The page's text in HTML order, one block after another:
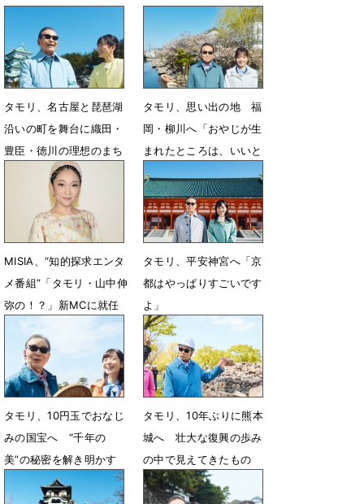
タモリ、名古屋と琵琶湖
沿いの町を舞台に織田・
豊臣・徳川の理想のまち
づくりに迫る
7月9日 12時32分
タモリ、思い出の地 福
岡・柳川へ「おやじが生
まれたところは、いいと
ころです」
6月25日 12時32分
MISIA、“知的探求エンタ
メ番組”「タモリ・山中伸
弥の！？」新MCに就任
タモリ、平安神宮へ「京
都はやっぱりすごいです
よ」
6月18日 18時11分
タモリ、10円玉でおなじ
みの国宝へ “千年の
美”の秘密を解き明かす
6月6日 11時36分
タモリ、10年ぶりに熊本
城へ 壮大な復興の歩み
の中で見えてきたもの
5月28日 12時04分